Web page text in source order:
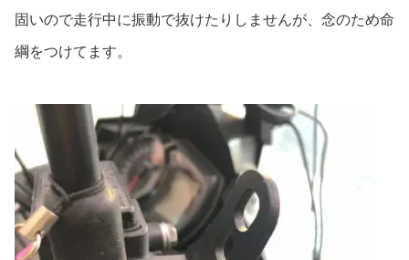
固いので走行中に振動で抜けたりしませんが、念のため命
綱をつけてます。